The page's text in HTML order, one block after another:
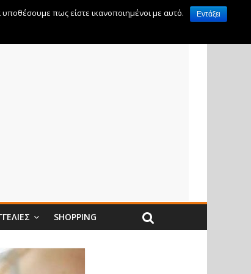
SHOPPING
πως είστε ικανοποιημένοι με αυτό.
Εντάξει